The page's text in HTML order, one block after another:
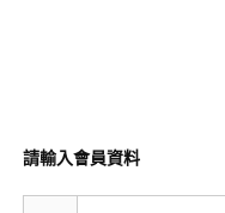
請輸入會員資料